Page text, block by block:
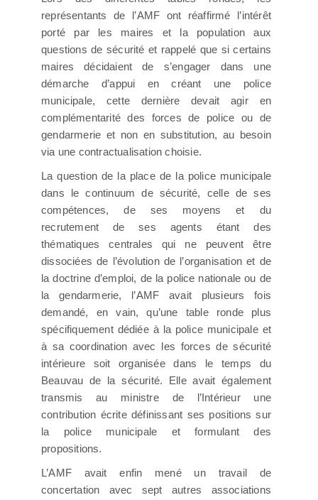
représentants de l’AMF ont réaffirmé l’intérêt
porté par les maires et la population aux
questions de sécurité et rappelé que si certains
maires décidaient de s’engager dans une
démarche d’appui en créant une police
municipale, cette dernière devait agir en
complémentarité des forces de police ou de
gendarmerie et non en substitution, au besoin
via une contractualisation choisie.
La question de la place de la police municipale
dans le continuum de sécurité, celle de ses
compétences, de ses moyens et du
recrutement de ses agents étant des
thématiques centrales qui ne peuvent être
dissociées de l’évolution de l’organisation et de
la doctrine d’emploi, de la police nationale ou de
la gendarmerie, l’AMF avait plusieurs fois
demandé, en vain, qu’une table ronde plus
spécifiquement dédiée à la police municipale et
à sa coordination avec les forces de sécurité
intérieure soit organisée dans le temps du
Beauvau de la sécurité. Elle avait également
transmis au ministre de l’Intérieur une
contribution écrite définissant ses positions sur
la police municipale et formulant des
propositions.
L’AMF avait enfin mené un travail de
concertation avec sept autres associations